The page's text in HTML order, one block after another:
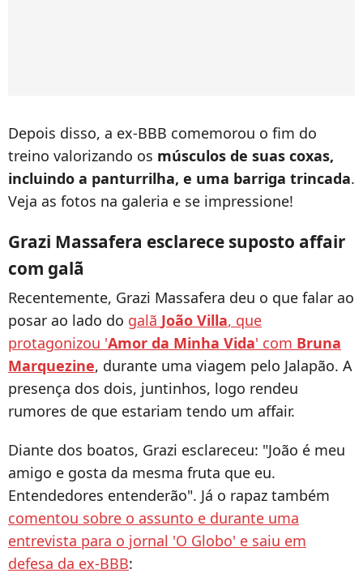
Depois disso, a ex-BBB comemorou o fim do
treino valorizando os músculos de suas coxas,
incluindo a panturrilha, e uma barriga trincada.
Veja as fotos na galeria e se impressione!
Grazi Massafera esclarece suposto affair
com galã
Recentemente, Grazi Massafera deu o que falar ao
posar ao lado do galã João Villa, que
protagonizou 'Amor da Minha Vida' com Bruna
Marquezine, durante uma viagem pelo Jalapão. A
presença dos dois, juntinhos, logo rendeu
rumores de que estariam tendo um affair.
Diante dos boatos, Grazi esclareceu: "João é meu
amigo e gosta da mesma fruta que eu.
Entendedores entenderão". Já o rapaz também
comentou sobre o assunto e durante uma
entrevista para o jornal 'O Globo' e saiu em
defesa da ex-BBB: